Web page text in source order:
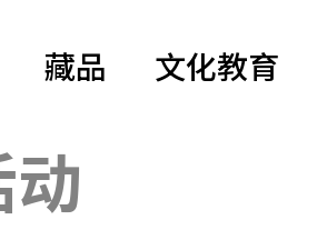
藏品 文化教育
动